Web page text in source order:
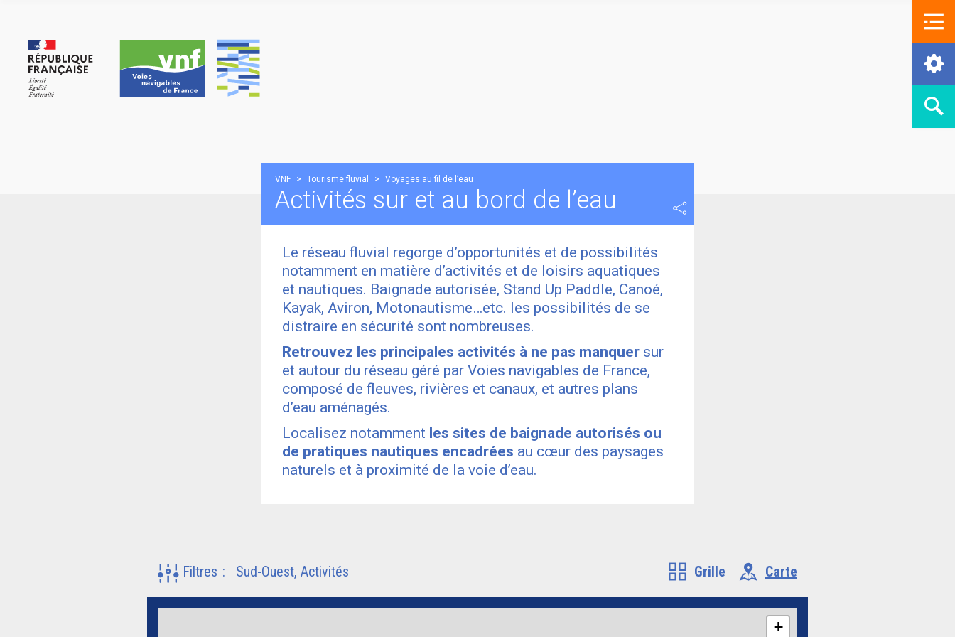
VNF > Tourisme fluvial > Voyages au fil de l’eau
Activités sur et au bord de l’eau
Le réseau fluvial regorge d’opportunités et de possibilités
notamment en matière d’activités et de loisirs aquatiques
et nautiques. Baignade autorisée, Stand Up Paddle, Canoé,
Kayak, Aviron, Motonautisme…etc. les possibilités de se
distraire en sécurité sont nombreuses.
Retrouvez les principales activités à ne pas manquer sur
et autour du réseau géré par Voies navigables de France,
composé de fleuves, rivières et canaux, et autres plans
d’eau aménagés.
Localisez notamment les sites de baignade autorisés ou
de pratiques nautiques encadrées au cœur des paysages
naturels et à proximité de la voie d’eau.
Filtres : Sud-Ouest Activités Grille Carte
+